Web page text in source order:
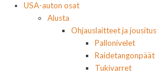
USA-auton osat
Alusta
Ohjauslaitteet ja jousitus
Pallonivelet
Raidetangonpäät
Tukivarret